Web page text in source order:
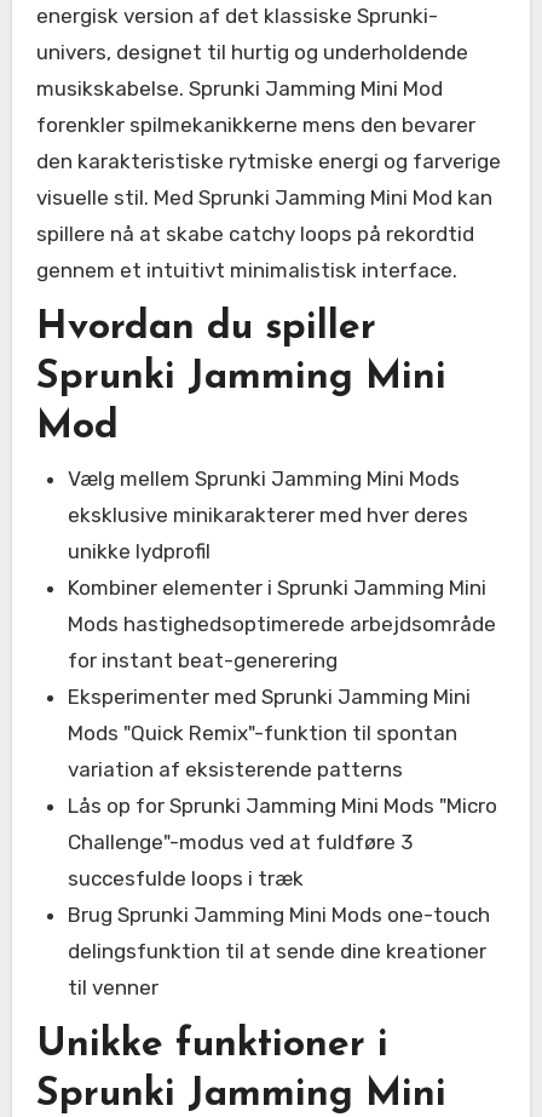
energisk version af det klassiske Sprunki-
univers, designet til hurtig og underholdende
musikskabelse. Sprunki Jamming Mini Mod
forenkler spilmekanikkerne mens den bevarer
den karakteristiske rytmiske energi og farverige
visuelle stil. Med Sprunki Jamming Mini Mod kan
spillere nå at skabe catchy loops på rekordtid
gennem et intuitivt minimalistisk interface.
Hvordan du spiller
Sprunki Jamming Mini
Mod
Vælg mellem Sprunki Jamming Mini Mods
eksklusive minikarakterer med hver deres
unikke lydprofil
Kombiner elementer i Sprunki Jamming Mini
Mods hastighedsoptimerede arbejdsområde
for instant beat-generering
Eksperimenter med Sprunki Jamming Mini
Mods "Quick Remix"-funktion til spontan
variation af eksisterende patterns
Lås op for Sprunki Jamming Mini Mods "Micro
Challenge"-modus ved at fuldføre 3
succesfulde loops i træk
Brug Sprunki Jamming Mini Mods one-touch
delingsfunktion til at sende dine kreationer
til venner
Unikke funktioner i
Sprunki Jamming Mini